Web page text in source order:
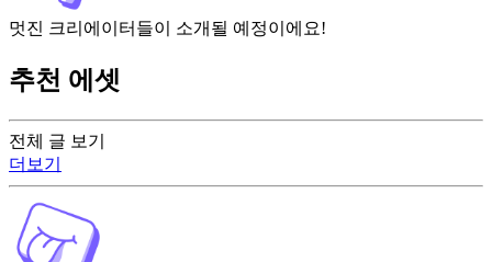
전체 글 보기
더보기
멋진 크리에이터들이 소개될 예정이에요!
추천 에셋